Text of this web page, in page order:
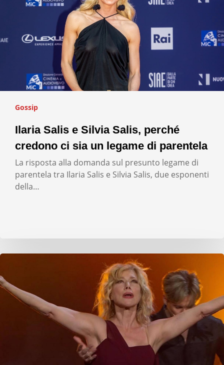
Gossip
Ilaria Salis e Silvia Salis, perché
credono ci sia un legame di parentela
La risposta alla domanda sul presunto legame di
parentela tra Ilaria Salis e Silvia Salis, due esponenti
della…